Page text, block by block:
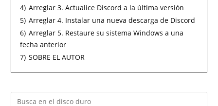
4) Arreglar 3. Actualice Discord a la última versión
5) Arreglar 4. Instalar una nueva descarga de Discord
6) Arreglar 5. Restaure su sistema Windows a una
fecha anterior
7) SOBRE EL AUTOR